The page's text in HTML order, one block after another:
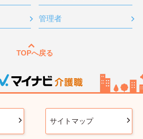
管理者
TOPへ戻る
サイトマップ